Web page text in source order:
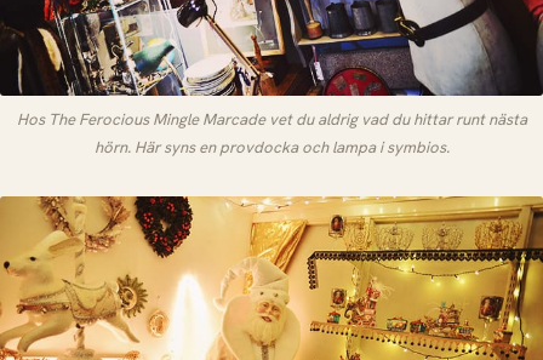
Hos The Ferocious Mingle Marcade vet du aldrig vad du hittar runt nästa
hörn. Här syns en provdocka och lampa i symbios.